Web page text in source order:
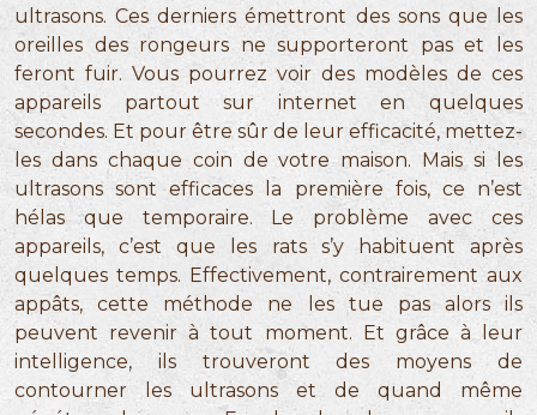
ultrasons. Ces derniers émettront des sons que les
oreilles des rongeurs ne supporteront pas et les
feront fuir. Vous pourrez voir des modèles de ces
appareils partout sur internet en quelques
secondes. Et pour être sûr de leur efficacité, mettez-
les dans chaque coin de votre maison. Mais si les
ultrasons sont efficaces la première fois, ce n’est
hélas que temporaire. Le problème avec ces
appareils, c’est que les rats s’y habituent après
quelques temps. Effectivement, contrairement aux
appâts, cette méthode ne les tue pas alors ils
peuvent revenir à tout moment. Et grâce à leur
intelligence, ils trouveront des moyens de
contourner les ultrasons et de quand même